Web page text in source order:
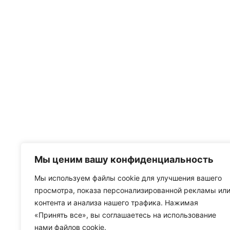
Мы ценим вашу конфиденциальность
Мы используем файлы cookie для улучшения вашего
просмотра, показа персонализированной рекламы или
контента и анализа нашего трафика. Нажимая
«Принять все», вы соглашаетесь на использование
нами файлов cookie.